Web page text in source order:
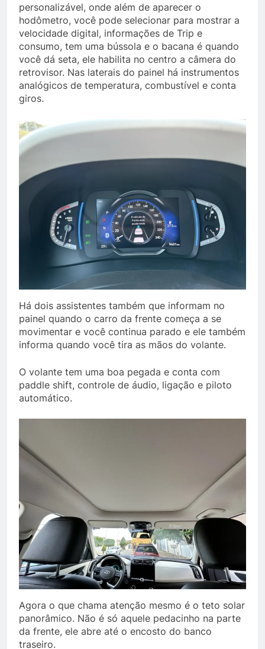
personalizável, onde além de aparecer o
hodômetro, você pode selecionar para mostrar a
velocidade digital, informações de Trip e
consumo, tem uma bússola e o bacana é quando
você dá seta, ele habilita no centro a câmera do
retrovisor. Nas laterais do painel há instrumentos
analógicos de temperatura, combustível e conta
giros.
Há dois assistentes também que informam no
painel quando o carro da frente começa a se
movimentar e você continua parado e ele também
informa quando você tira as mãos do volante.
O volante tem uma boa pegada e conta com
paddle shift, controle de áudio, ligação e piloto
automático.
Agora o que chama atenção mesmo é o teto solar
panorâmico. Não é só aquele pedacinho na parte
da frente, ele abre até o encosto do banco
traseiro.